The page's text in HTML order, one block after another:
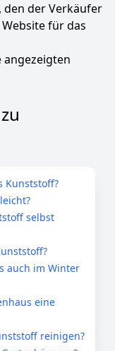
den der Verkäufer
für das
angezeigten
Kunststoff?
selbst
auch im Winter
eine
reinigen?